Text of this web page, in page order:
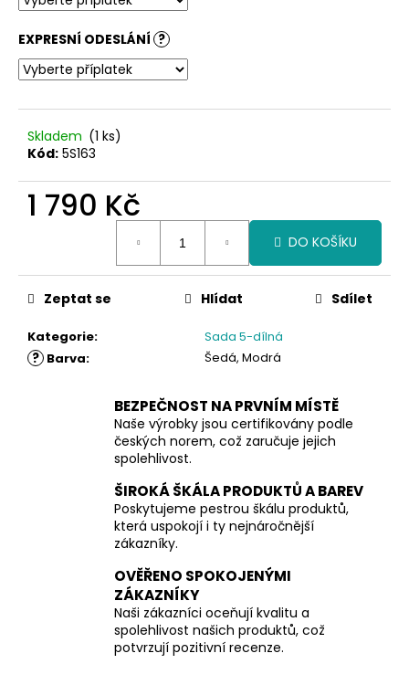
EXPRESNÍ ODESLÁNÍ ?
Skladem (1 ks)
Kód: 5S163
1 790 Kč
DO KOŠÍKU
Kategorie: Sada 5-dílná
? Barva: Šedá, Modrá
Zeptat se Hlídat Sdílet
BEZPEČNOST NA PRVNÍM MÍSTĚ
Naše výrobky jsou certifikovány podle
českých norem, což zaručuje jejich
spolehlivost.
ŠIROKÁ ŠKÁLA PRODUKTŮ A BAREV
Poskytujeme pestrou škálu produktů,
která uspokojí i ty nejnáročnější
zákazníky.
OVĚŘENO SPOKOJENÝMI
ZÁKAZNÍKY
Naši zákazníci oceňují kvalitu a
spolehlivost našich produktů, což
potvrzují pozitivní recenze.